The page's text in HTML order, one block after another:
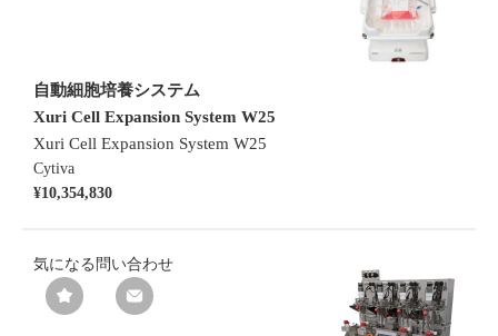
自動細胞培養システム
Xuri Cell Expansion System W25
Xuri Cell Expansion System W25
Cytiva
¥10,354,830
気になる 問い合わせ